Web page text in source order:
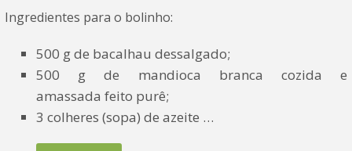
Ingredientes para o bolinho:
500 g de bacalhau dessalgado;
500 g de mandioca branca cozida e
amassada feito purê;
3 colheres (sopa) de azeite …